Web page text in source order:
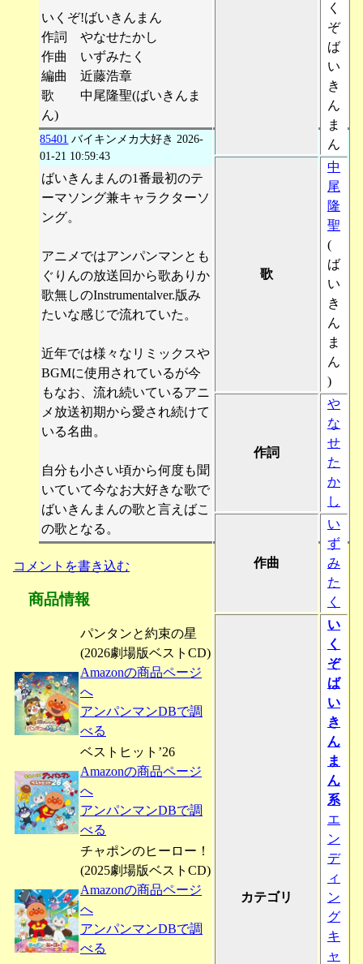
く
ぞ
ば
い
き
ん
ま
ん
歌
中
尾
隆
聖
(
ば
い
き
ん
ま
ん
)
作詞
や
な
せ
た
か
し
作曲
い
ず
み
た
く
カテゴリ
い
く
ぞ
ば
い
き
ん
ま
ん
系
エ
ン
デ
ィ
ン
グ
キ
ャ
いくぞ!ばいきんまん
作詞 やなせたかし
作曲 いずみたく
編曲 近藤浩章
歌 中尾隆聖(ばいきんま
ん)
85401 バイキンメカ大好き 2026-
01-21 10:59:43
ばいきんまんの1番最初のテ
ーマソング兼キャラクターソ
ング。
アニメではアンパンマンとも
ぐりんの放送回から歌ありか
歌無しのInstrumentalver.版み
たいな感じで流れていた。
近年では様々なリミックスや
BGMに使用されているが今
もなお、流れ続いているアニ
メ放送初期から愛され続けて
いる名曲。
自分も小さい頃から何度も聞
いていて今なお大好きな歌で
ばいきんまんの歌と言えばこ
の歌となる。
コメントを書き込む
商品情報
パンタンと約束の星
(2026劇場版ベストCD)
Amazonの商品ページ
へ
アンパンマンDBで調
べる
ベストヒット’26
Amazonの商品ページ
へ
アンパンマンDBで調
べる
チャポンのヒーロー！
(2025劇場版ベストCD)
Amazonの商品ページ
へ
アンパンマンDBで調
べる